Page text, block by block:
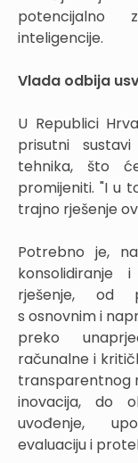
potencijalno
inteligencije.
Vlada odbija
U Republici
prisutni
tehnika, što
promijeniti. "I u
trajno rješenje
Potrebno je,
konsolidiranje
rješenje, od
s osnovnim i
preko
računalne i
transparentnog
inovacija, do
uvođenje,
evaluaciju i